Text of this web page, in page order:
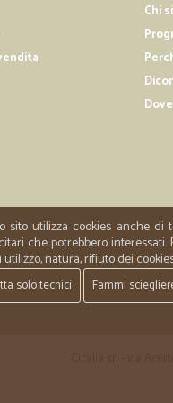
Chi
sito utilizza cookies anche di
che potrebbero
utilizzo, natura, rifiuto dei
solo tecnici Fammi